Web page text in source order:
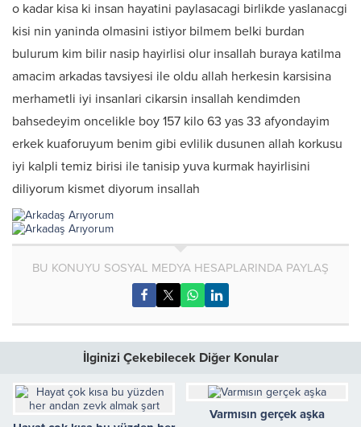
o kadar kisa ki insan hayatini paylasacagi birlikde yaslanacgi
kisi nin yaninda olmasini istiyor bilmem belki burdan
bulurum kim bilir nasip hayirlisi olur insallah buraya katilma
amacim arkadas tavsiyesi ile oldu allah herkesin karsisina
merhametli iyi insanlari cikarsin insallah kendimden
bahsedeyim oncelikle boy 157 kilo 63 yas 33 afyondayim
erkek kuaforuyum benim gibi evlilik dusunen allah korkusu
iyi kalpli temiz birisi ile tanisip yuva kurmak hayirlisini
diliyorum kismet diyorum insallah
BU KONUYU SOSYAL MEDYA HESAPLARINDA PAYLAŞ
İlginizi Çekebilecek Diğer Konular
Varmısın gerçek aşka